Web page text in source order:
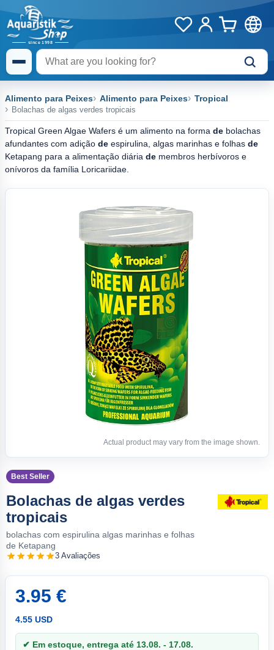
Alimento para Peixes Alimento para Peixes Tropical
Bolachas de algas verdes tropicais
Tropical Green Algae Wafers é um alimento na forma de bolachas
afundantes com adição de espirulina, algas marinhas e folhas de
Ketapang para a alimentação diária de membros herbívoros e
onívoros da família Loricariidae.
Actual product may vary from the image shown.
Best Seller
Bolachas de algas verdes
tropicais
bolachas com espirulina algas marinhas e folhas
de Ketapang
3 Avaliações
3.95 €
4.55 USD
✔ Em estoque, entrega até 13.08. - 17.08.